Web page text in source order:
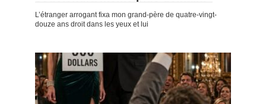
L’étranger arrogant fixa mon grand-père de quatre-vingt-
douze ans droit dans les yeux et lui